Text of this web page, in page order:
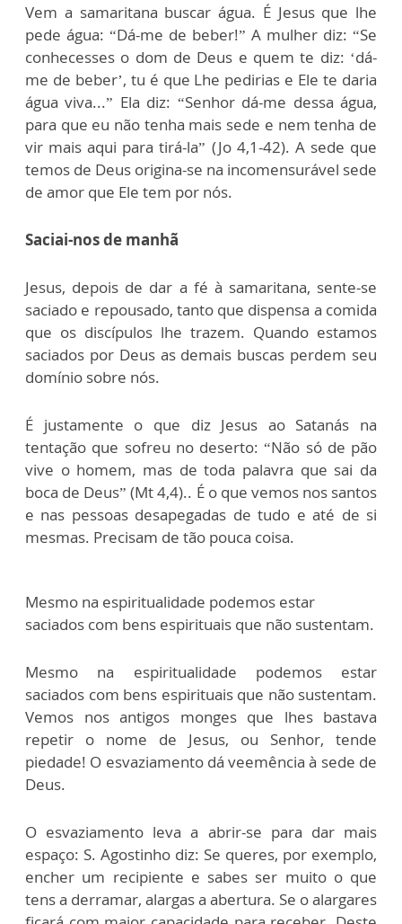
Vem a samaritana buscar água. É Jesus que lhe
pede água: “Dá-me de beber!” A mulher diz: “Se
conhecesses o dom de Deus e quem te diz: ‘dá-
me de beber’, tu é que Lhe pedirias e Ele te daria
água viva...” Ela diz: “Senhor dá-me dessa água,
para que eu não tenha mais sede e nem tenha de
vir mais aqui para tirá-la” (Jo 4,1-42). A sede que
temos de Deus origina-se na incomensurável sede
de amor que Ele tem por nós.
Saciai-nos de manhã
Jesus, depois de dar a fé à samaritana, sente-se
saciado e repousado, tanto que dispensa a comida
que os discípulos lhe trazem. Quando estamos
saciados por Deus as demais buscas perdem seu
domínio sobre nós.
É justamente o que diz Jesus ao Satanás na
tentação que sofreu no deserto: “Não só de pão
vive o homem, mas de toda palavra que sai da
boca de Deus” (Mt 4,4).. É o que vemos nos santos
e nas pessoas desapegadas de tudo e até de si
mesmas. Precisam de tão pouca coisa.
Mesmo na espiritualidade podemos estar
saciados com bens espirituais que não sustentam.
Mesmo na espiritualidade podemos estar
saciados com bens espirituais que não sustentam.
Vemos nos antigos monges que lhes bastava
repetir o nome de Jesus, ou Senhor, tende
piedade! O esvaziamento dá veemência à sede de
Deus.
O esvaziamento leva a abrir-se para dar mais
espaço: S. Agostinho diz: Se queres, por exemplo,
encher um recipiente e sabes ser muito o que
tens a derramar, alargas a abertura. Se o alargares